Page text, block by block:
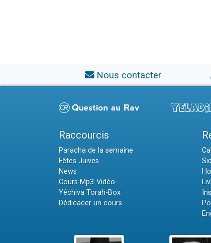
Nous contacter
Raccourcis
Paracha de la semaine
Fêtes Juives
News
Cours Mp3-Vidéo
Yéchiva Torah-Box
Dédicacer un cours